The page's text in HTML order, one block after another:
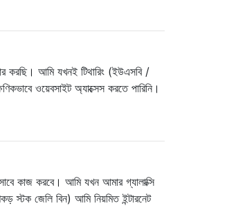
করছি। আমি যখনই টিথারিং (ইউএসবি /
ওয়েবসাইট অ্যাক্সেস করতে পারিনি।
কাজ করবে। আমি যখন আমার গ্যালাক্সি
স্টক জেলি বিন) আমি নিয়মিত ইন্টারনেট